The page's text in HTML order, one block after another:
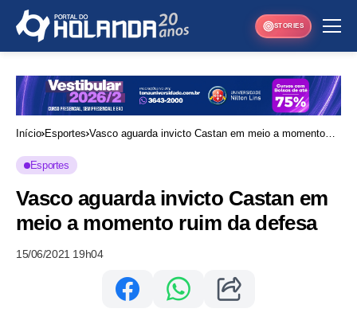
STORIES
Início Esportes Vasco aguarda invicto Castan em meio a momento
Esportes
Vasco aguarda invicto Castan em
meio a momento ruim da defesa
15/06/2021 19h04